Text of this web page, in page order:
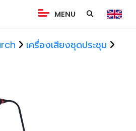
MENU
เครื่องเสียงชุดประชุม